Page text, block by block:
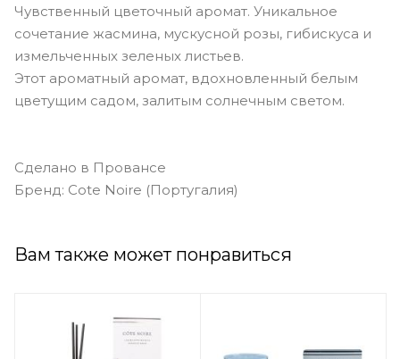
Чувственный цветочный аромат. Уникальное
сочетание жасмина, мускусной розы, гибискуса и
измельченных зеленых листьев.
Этот ароматный аромат, вдохновленный белым
цветущим садом, залитым солнечным светом.
Сделано в Провансе
Бренд: Cote Noire (Португалия)
Вам также может понравиться